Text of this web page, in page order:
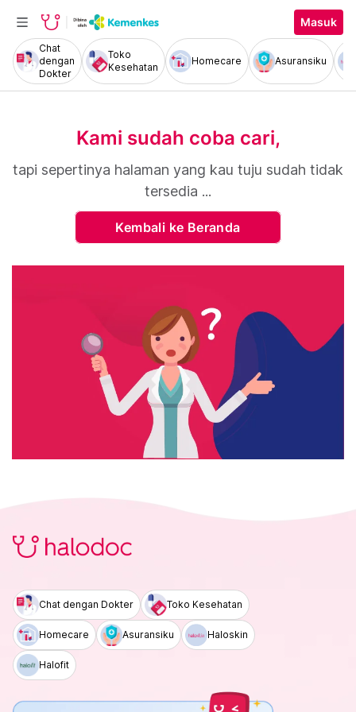
Masuk
Chat
dengan
Dokter
Toko
Kesehatan
Homecare Asuransiku
Kami sudah coba cari,
tapi sepertinya halaman yang kau tuju sudah tidak
tersedia ...
Kembali ke Beranda
Chat dengan Dokter Toko Kesehatan
Homecare Asuransiku Haloskin
Halofit